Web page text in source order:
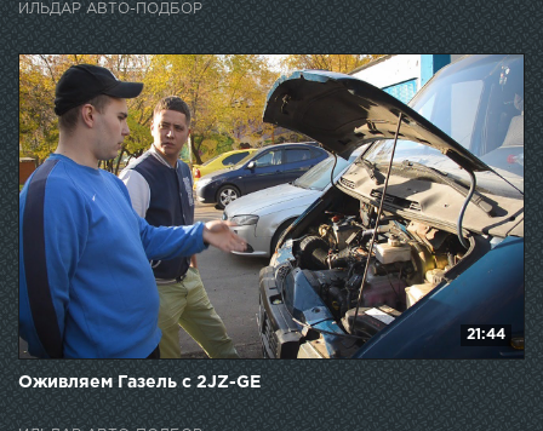
ИЛЬДАР АВТО-ПОДБОР
21:44
Оживляем Газель с 2JZ-GE